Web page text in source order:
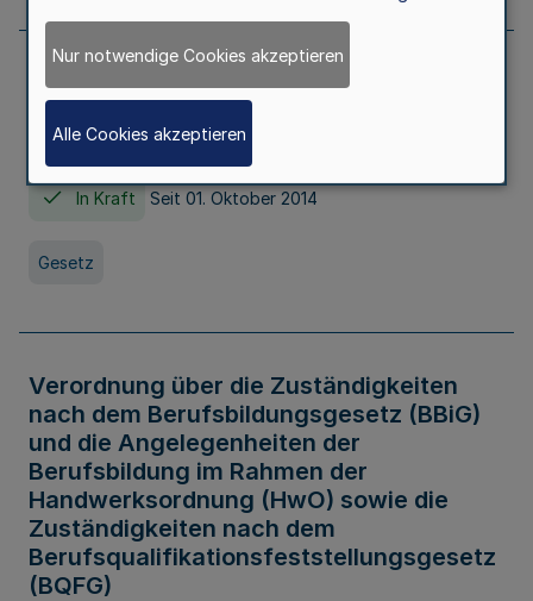
Gesetz über die Hochschulen des Landes
Nordrhein-Westfalen (Hochschulgesetz -
HG)
In Kraft Seit 01. Oktober 2014
Gesetz
Verordnung über die Zuständigkeiten
nach dem Berufsbildungsgesetz (BBiG)
und die Angelegenheiten der
Berufsbildung im Rahmen der
Handwerksordnung (HwO) sowie die
Zuständigkeiten nach dem
Berufsqualifikationsfeststellungsgesetz
(BQFG)
Nur notwendige Cookies akzeptieren
Alle Cookies akzeptieren